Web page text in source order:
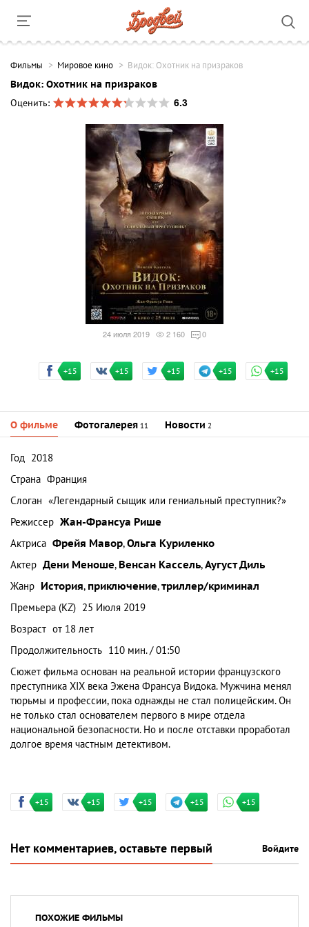
Фильмы Мировое кино Видок: Охотник на призраков
Видок: Охотник на призраков
Оценить:
6.3
24 июля 2019 2 160 0
+15 +15 +15 +15 +15
О фильме Фотогалерея 11 Новости 2
Год 2018
Страна Франция
Слоган «Легендарный сыщик или гениальный преступник?»
Режиссер Жан-Франсуа Рише
Актриса Фрейя Мавор,Ольга Куриленко
Актер Дени Меноше, Венсан Кассель,Аугуст Диль
Жанр История, приключение,триллер/криминал
Премьера (KZ) 25 Июля 2019
Возраст от 18 лет
Продолжительность 110 мин. / 01:50
Сюжет фильма основан на реальной истории французского
преступника XIX века Эжена Франсуа Видока. Мужчина менял
тюрьмы и профессии, пока однажды не стал полицейским. Он
не только стал основателем первого в мире отдела
национальной безопасности. Но и после отставки проработал
долгое время частным детективом.
+15 +15 +15 +15 +15
Нет комментариев, оставьте первый Войдите
ПОХОЖИЕ ФИЛЬМЫ